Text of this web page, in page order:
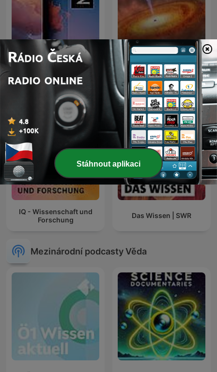
Radiowissen Planetárium
IQ - Wissenschaft und
Forschung
Das Wissen | SWR
Mezinárodní podcasty Věda
Stáhnout aplikaci